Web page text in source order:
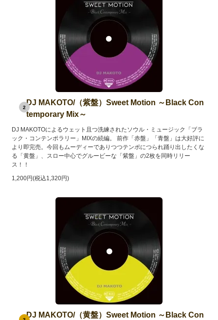
2
DJ MAKOTO/（紫盤）Sweet Motion ～Black Con
temporary Mix～
DJ MAKOTOによるウェット且つ洗練されたソウル・ミュージック「ブラ
ック・コンテンポラリー」MIXの続編。 前作「赤盤」「青盤」は大好評に
より即完売。今回もムーディーでありつつテンポにつられ踊り出したくな
る「黄盤」、スロー中心でグルービーな「紫盤」の2枚を同時リリー
ス！！
1,200円(税込1,320円)
DJ MAKOTO/（黄盤）Sweet Motion ～Black Con